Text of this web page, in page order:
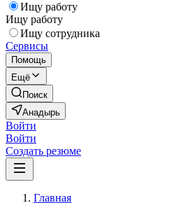
Ищу работу
Ищу работу
Ищу сотрудника
Сервисы
Помощь
Ещё
Поиск
Анадырь
Войти
Войти
Создать резюме
Главная